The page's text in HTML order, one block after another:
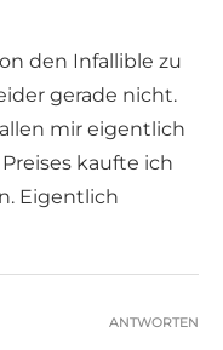
den Infallible zu
gerade nicht.
mir eigentlich
kaufte ich
Eigentlich
ANTWORTEN